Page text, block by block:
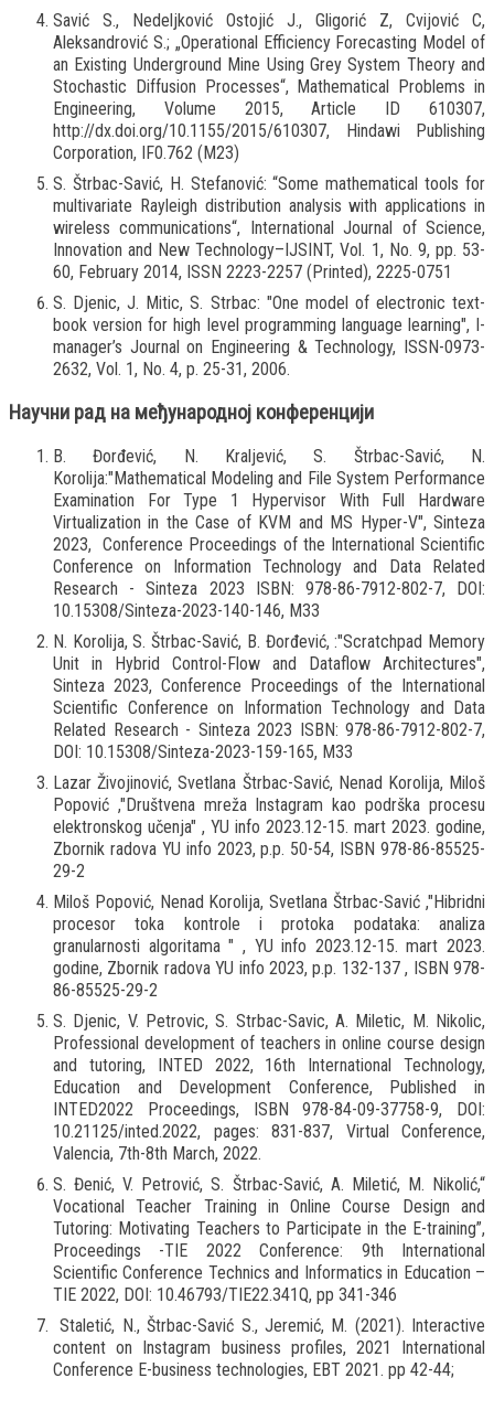
Savić S., Nedeljković Ostojić J., Gligorić Z, Cvijović C,
Aleksandrović S.; „Operational Efficiency Forecasting Model of
an Existing Underground Mine Using Grey System Theory and
Stochastic Diffusion Processes“, Mathematical Problems in
Engineering, Volume 2015, Article ID 610307,
http://dx.doi.org/10.1155/2015/610307, Hindawi Publishing
Corporation, IF0.762 (M23)
S. Štrbac-Savić, H. Stefanović: “Some mathematical tools for
multivariate Rayleigh distribution analysis with applications in
wireless communications“, International Journal of Science,
Innovation and New Technology–IJSINT, Vol. 1, No. 9, pp. 53-
60, February 2014, ISSN 2223-2257 (Printed), 2225-0751
S. Djenic, Ј. Мitic, S. Strbac: "One model of electronic text-
book version for high level programming language learning", I-
manager’s Journal on Engineering & Technology, ISSN-0973-
2632, Vol. 1, No. 4, p. 25-31, 2006.
Научни рад на међународној конференцији
B. Đorđević, N. Kraljević, S. Štrbac-Savić, N.
Korolija:"Mathematical Modeling and File System Performance
Examination For Type 1 Hypervisor With Full Hardware
Virtualization in the Case of KVM and MS Hyper-V", Sinteza
2023, Conference Proceedings of the International Scientific
Conference on Information Technology and Data Related
Research - Sinteza 2023 ISBN: 978-86-7912-802-7, DOI:
10.15308/Sinteza-2023-140-146, M33
N. Korolija, S. Štrbac-Savić, B. Đorđević, :"Scratchpad Memory
Unit in Hybrid Control-Flow and Dataflow Architectures",
Sinteza 2023, Conference Proceedings of the International
Scientific Conference on Information Technology and Data
Related Research - Sinteza 2023 ISBN: 978-86-7912-802-7,
DOI: 10.15308/Sinteza-2023-159-165, M33
Lazar Živojinović, Svetlana Štrbac-Savić, Nenad Korolija, Miloš
Popović ,"Društvena mreža Instagram kao podrška procesu
elektronskog učenja" , YU info 2023.12-15. mart 2023. godine,
Zbornik radova YU info 2023, p.p. 50-54, ISBN 978-86-85525-
29-2
Miloš Popović, Nenad Korolija, Svetlana Štrbac-Savić ,"Hibridni
procesor toka kontrole i protoka podataka: analiza
granularnosti algoritama " , YU info 2023.12-15. mart 2023.
godine, Zbornik radova YU info 2023, p.p. 132-137 , ISBN 978-
86-85525-29-2
S. Djenic, V. Petrovic, S. Strbac-Savic, A. Miletic, M. Nikolic,
Professional development of teachers in online course design
and tutoring, INTED 2022, 16th International Technology,
Education and Development Conference, Published in
INTED2022 Proceedings, ISBN 978-84-09-37758-9, DOI:
10.21125/inted.2022, pages: 831-837, Virtual Conference,
Valencia, 7th-8th March, 2022.
S. Đenić, V. Petrović, S. Štrbac-Savić, A. Miletić, M. Nikolić,“
Vocational Teacher Training in Online Course Design and
Tutoring: Motivating Teachers to Participate in the E-training”,
Proceedings -TIE 2022 Conference: 9th International
Scientific Conference Technics and Informatics in Education –
TIE 2022, DOI: 10.46793/TIE22.341Q, pp 341-346
Staletić, N., Štrbac-Savić S., Jeremić, M. (2021). Interactive
content on Instagram business profiles, 2021 International
Conference E-business technologies, EBT 2021. pp 42-44;